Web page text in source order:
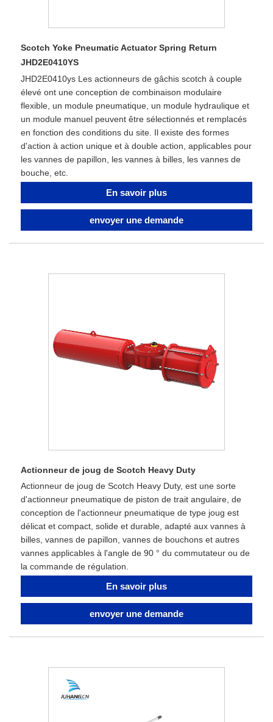
Scotch Yoke Pneumatic Actuator Spring Return
JHD2E0410YS
JHD2E0410ys Les actionneurs de gâchis scotch à couple
élevé ont une conception de combinaison modulaire
flexible, un module pneumatique, un module hydraulique et
un module manuel peuvent être sélectionnés et remplacés
en fonction des conditions du site. Il existe des formes
d'action à action unique et à double action, applicables pour
les vannes de papillon, les vannes à billes, les vannes de
bouche, etc.
En savoir plus
envoyer une demande
Actionneur de joug de Scotch Heavy Duty
Actionneur de joug de Scotch Heavy Duty, est une sorte
d'actionneur pneumatique de piston de trait angulaire, de
conception de l'actionneur pneumatique de type joug est
délicat et compact, solide et durable, adapté aux vannes à
billes, vannes de papillon, vannes de bouchons et autres
vannes applicables à l'angle de 90 ° du commutateur ou de
la commande de régulation.
En savoir plus
envoyer une demande